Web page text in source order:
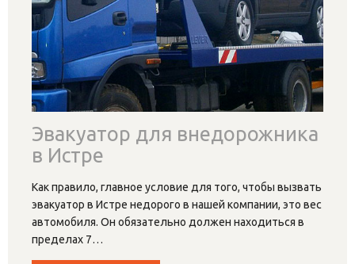
Эвакуатор для внедорожника
в Истре
Как правило, главное условие для того, чтобы вызвать
эвакуатор в Истре недорого в нашей компании, это вес
автомобиля. Он обязательно должен находиться в
пределах 7…